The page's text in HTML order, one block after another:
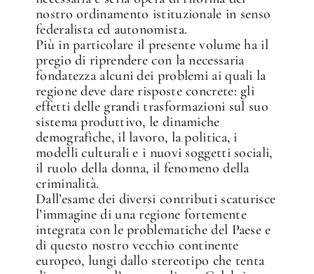
nostro ordinamento istituzionale in senso
federalista ed autonomista.
Più in particolare il presente volume ha il
pregio di riprendere con la necessaria
fondatezza alcuni dei problemi ai quali la
regione deve dare risposte concrete: gli
effetti delle grandi trasformazioni sul suo
sistema produttivo, le dinamiche
demografiche, il lavoro, la politica, i
modelli culturali e i nuovi soggetti sociali,
il ruolo della donna, il fenomeno della
criminalità.
Dall’esame dei diversi contributi scaturisce
l’immagine di una regione fortemente
integrata con le problematiche del Paese e
di questo nostro vecchio continente
europeo, lungi dallo stereotipo che tenta